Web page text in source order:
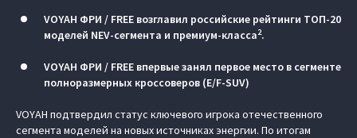
VOYAH ФРИ / FREE возглавил российские рейтинги ТОП-20
моделей NEV-сегмента и премиум-класса2.
VOYAH ФРИ / FREE впервые занял первое место в сегменте
полноразмерных кроссоверов (E/F-SUV)
VOYAH подтвердил статус ключевого игрока отечественного
сегмента моделей на новых источниках энергии. По итогам